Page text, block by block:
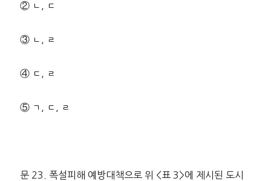
② ㄴ, ㄷ
③ ㄴ, ㄹ
④ ㄷ, ㄹ
⑤ ㄱ, ㄷ, ㄹ
문 23. 폭설피해 예방대책으로 위 <표 3>에 제시된 도시